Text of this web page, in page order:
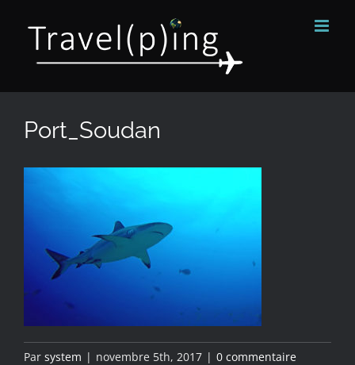
contenu
Port_Soudan
Par system | novembre 5th, 2017 | 0 commentaire